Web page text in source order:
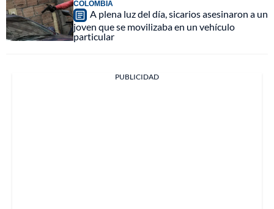
COLOMBIA
A plena luz del día, sicarios asesinaron a un
joven que se movilizaba en un vehículo
particular
PUBLICIDAD